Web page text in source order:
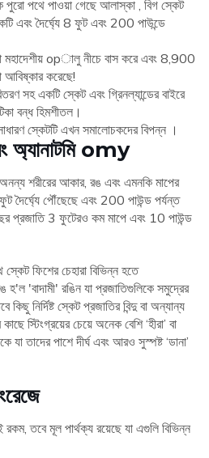
পুরো পথে পাওয়া গেছে আলাস্কা , বিগ স্কেট
এবং দৈর্ঘ্যে 8 ফুট এবং 200 পাউন্ডে
মহাদেশীয় opালু নীচে বাস করে এবং 8,900
আবিষ্কার করেছে!
সহ একটি স্কেট এবং গ্রিনল্যান্ডের বাইরে
বন্ধ হিমশীতল।
স্কেটটি এখন সমালোচকদের বিপন্ন ।
অ্যানাটমি omy
শরীরের আকার, রঙ এবং এমনকি মাপের
দৈর্ঘ্যে পৌঁছেছে এবং 200 পাউন্ড পর্যন্ত
প্রজাতি 3 ফুটেরও কম মাপে এবং 10 পাউন্ড
ফিশের চেহারা বিভিন্ন হতে
হ'ল 'বাদামী' রঙিন যা প্রজাতিগুলিকে সমুদ্রের
নির্দিষ্ট স্কেট প্রজাতির বিন্দু বা অন্যান্য
স্টিংগ্রয়ের চেয়ে অনেক বেশি ‘হীরা’ বা
তাদের পাশে দীর্ঘ এবং আরও সুস্পষ্ট ‘ডানা’
তবে মূল পার্থক্য রয়েছে যা এগুলি বিভিন্ন